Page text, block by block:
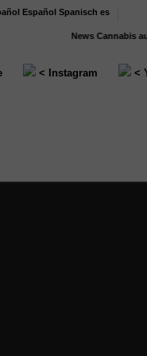
Español Spanisch es
News Cannabis auf
< Instagram <